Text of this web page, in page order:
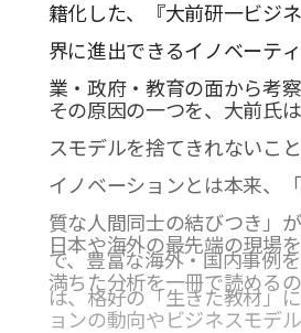
籍化した、『大前研一ビジ
界に進出できるイノベーテ
業・政府・教育の面から考察
その原因の一つを、大前氏
スモデルを捨てきれないこ
イノベーションとは本来、
質な人間同士の結びつき」
で、豊富な海外・国内事例
は、格好の「生きた教材」
日本や海外の最先端の現場
満ちた分析を一冊で読める
ョンの動向やビジネスモデ